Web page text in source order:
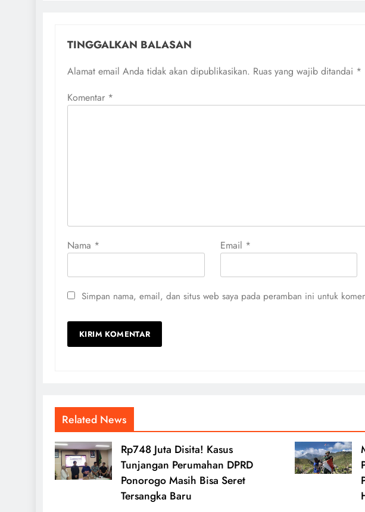
TINGGALKAN BALASAN
Alamat email Anda tidak akan dipublikasikan. Ruas yang wajib ditandai *
Komentar *
Nama * Email *
Simpan nama, email, dan situs web saya pada peramban ini untuk
Related News
Rp748 Juta Disita! Kasus
Tunjangan Perumahan DPRD
Ponorogo Masih Bisa Seret
Tersangka Baru